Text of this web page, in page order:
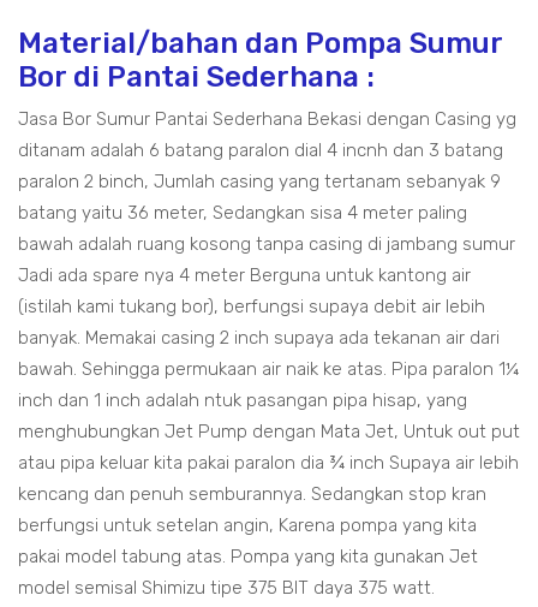
Material/bahan dan Pompa Sumur
Bor di Pantai Sederhana :
Jasa Bor Sumur Pantai Sederhana Bekasi dengan Casing yg
ditanam adalah 6 batang paralon dial 4 incnh dan 3 batang
paralon 2 binch, Jumlah casing yang tertanam sebanyak 9
batang yaitu 36 meter, Sedangkan sisa 4 meter paling
bawah adalah ruang kosong tanpa casing di jambang sumur
Jadi ada spare nya 4 meter Berguna untuk kantong air
(istilah kami tukang bor), berfungsi supaya debit air lebih
banyak. Memakai casing 2 inch supaya ada tekanan air dari
bawah. Sehingga permukaan air naik ke atas. Pipa paralon 1¼
inch dan 1 inch adalah ntuk pasangan pipa hisap, yang
menghubungkan Jet Pump dengan Mata Jet, Untuk out put
atau pipa keluar kita pakai paralon dia ¾ inch Supaya air lebih
kencang dan penuh semburannya. Sedangkan stop kran
berfungsi untuk setelan angin, Karena pompa yang kita
pakai model tabung atas. Pompa yang kita gunakan Jet
model semisal Shimizu tipe 375 BIT daya 375 watt.